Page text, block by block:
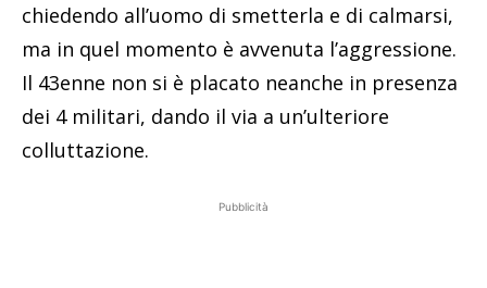
chiedendo all’uomo di smetterla e di calmarsi,
ma in quel momento è avvenuta l’aggressione.
Il 43enne non si è placato neanche in presenza
dei 4 militari, dando il via a un’ulteriore
colluttazione.
Pubblicità